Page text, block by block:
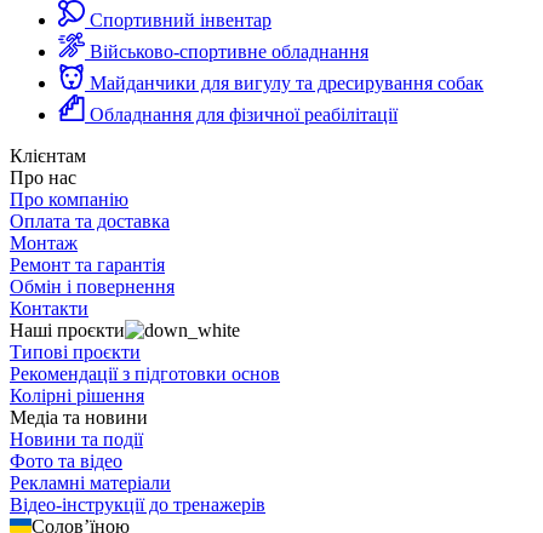
Спортивний інвентар
Військово-спортивне обладнання
Майданчики для вигулу та дресирування собак
Обладнання для фізичної реабілітації
Клієнтам
Про нас
Про компанію
Оплата та доставка
Монтаж
Ремонт та гарантія
Обмін і повернення
Контакти
Наші проєкти
Типові проєкти
Рекомендації з підготовки основ
Колірні рішення
Медіа та новини
Новини та події
Фото та відео
Рекламні матеріали
Відео-інструкції до тренажерів
Солов’їною